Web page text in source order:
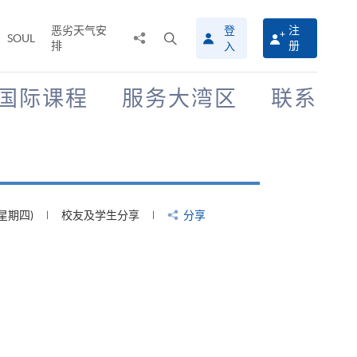
SOUL
恶劣天气安
排
搜
寻
介
登
入
注
册
国际课程 服务大湾区 联系
期四) 校友及学生分享 分享